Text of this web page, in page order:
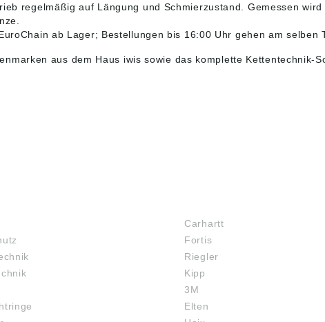
regelmäßig auf Längung und Schmierzustand. Gemessen
ab Lager; Bestellungen bis 16:00 Uhr gehen am selben
aus dem Haus iwis sowie das komplette Kettentechnik-
Carhartt
Fortis
Riegler
Kipp
3M
Elten